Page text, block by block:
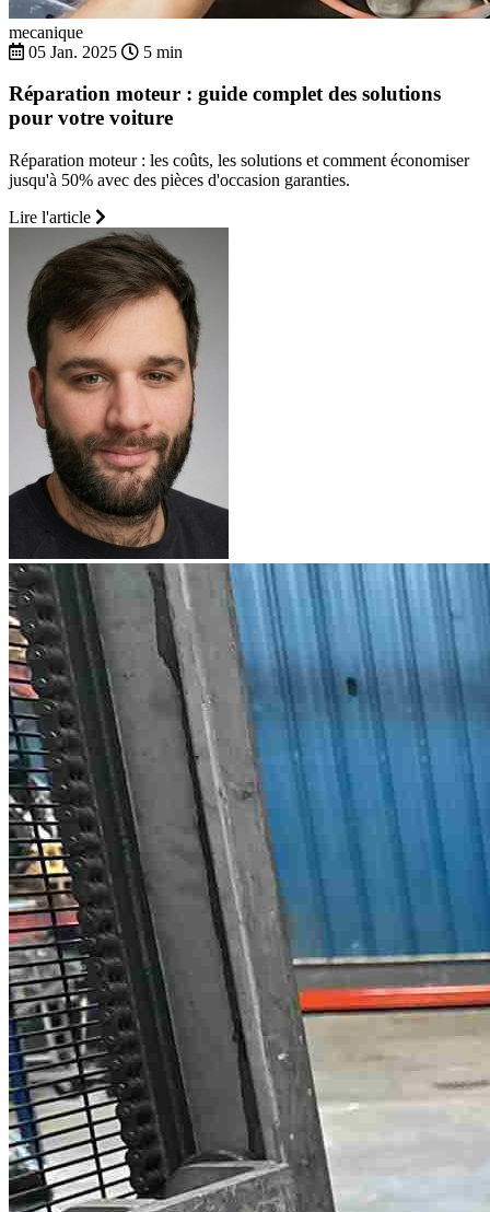
mecanique
05 Jan. 2025
5 min
Réparation moteur : guide complet des solutions
pour votre voiture
Réparation moteur : les coûts, les solutions et comment économiser
jusqu'à 50% avec des pièces d'occasion garanties.
Lire l'article